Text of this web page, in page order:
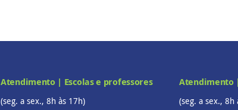
Atendimento | Escolas e professores
(seg. a sex., 8h às 17h)
Atendimento |
(seg. a sex., 8h